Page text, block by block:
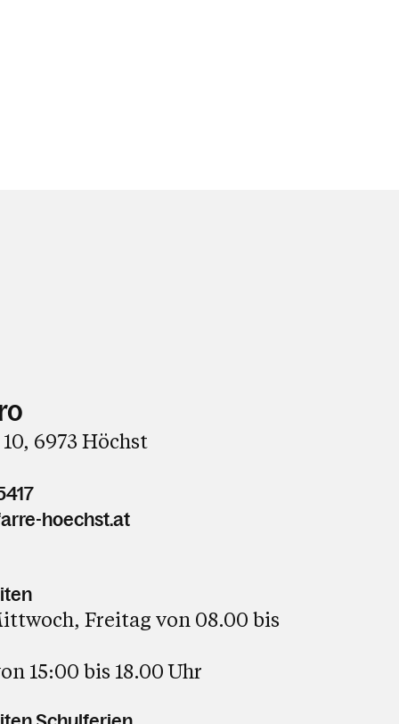
6973 Höchst
hoechst.at
Freitag von 08.00 bis
15:00 bis 18.00 Uhr